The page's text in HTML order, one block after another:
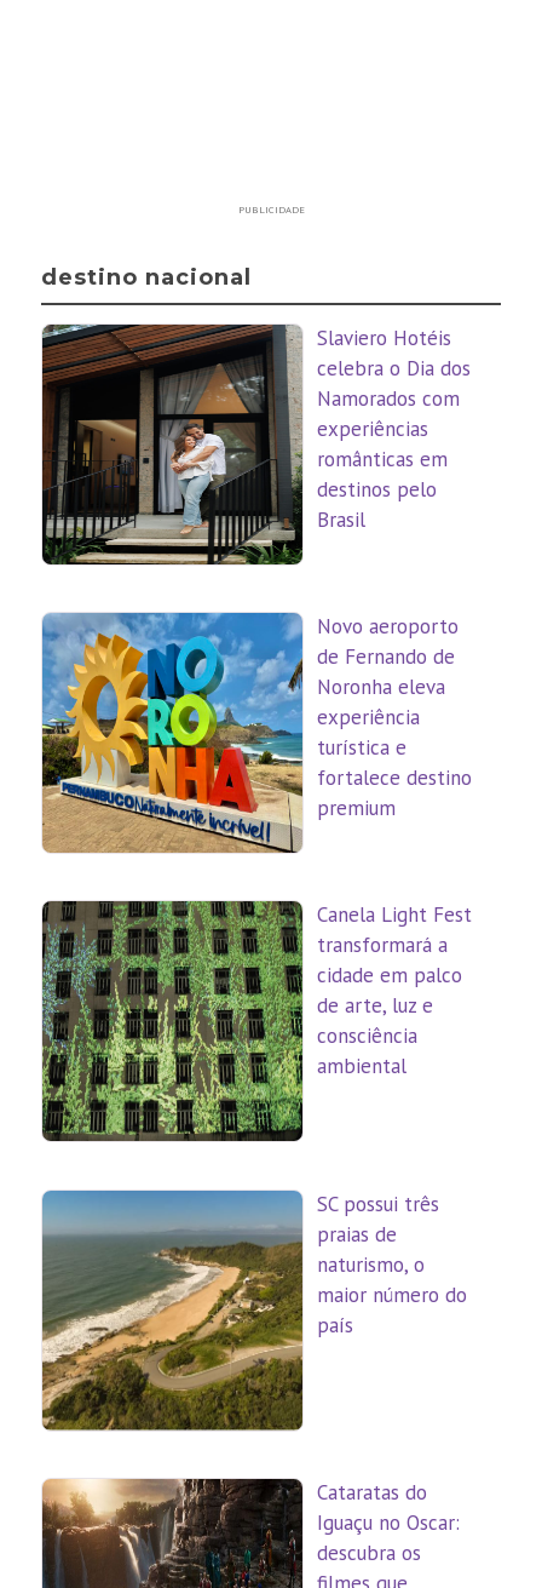
PUBLICIDADE
destino nacional
Slaviero Hotéis
celebra o Dia dos
Namorados com
experiências
românticas em
destinos pelo
Brasil
Novo aeroporto
de Fernando de
Noronha eleva
experiência
turística e
fortalece destino
premium
Canela Light Fest
transformará a
cidade em palco
de arte, luz e
consciência
ambiental
SC possui três
praias de
naturismo, o
maior número do
país
Cataratas do
Iguaçu no Oscar:
descubra os